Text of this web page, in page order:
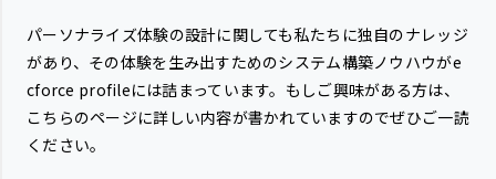
パーソナライズ体験の設計に関しても私たちに独自のナレッジ
があり、その体験を生み出すためのシステム構築ノウハウがe
cforce profileには詰まっています。もしご興味がある方は、
こちらのページに詳しい内容が書かれていますのでぜひご一読
ください。